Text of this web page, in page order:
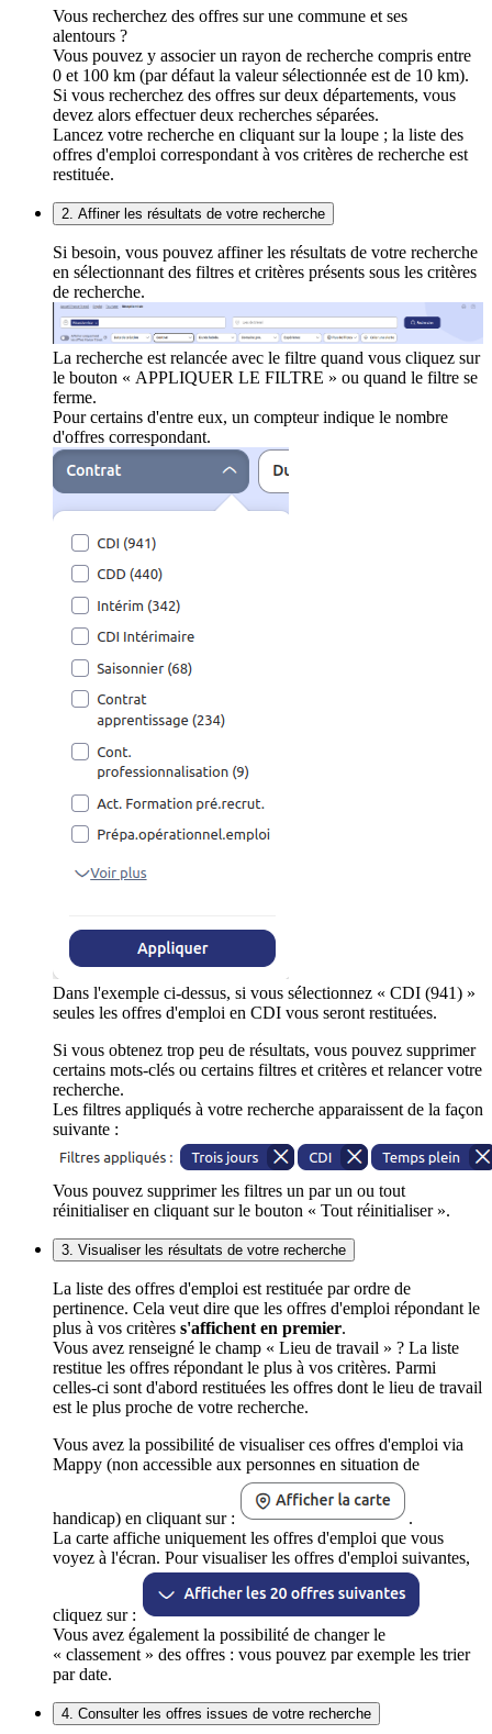
Vous recherchez des offres sur une commune et ses
alentours ?
Vous pouvez y associer un rayon de recherche compris entre
0 et 100 km (par défaut la valeur sélectionnée est de 10 km).
Si vous recherchez des offres sur deux départements, vous
devez alors effectuer deux recherches séparées.
Lancez votre recherche en cliquant sur la loupe ; la liste des
offres d'emploi correspondant à vos critères de recherche est
restituée.
2. Affiner les résultats de votre recherche
Si besoin, vous pouvez affiner les résultats de votre recherche
en sélectionnant des filtres et critères présents sous les critères
de recherche.
La recherche est relancée avec le filtre quand vous cliquez sur
le bouton « APPLIQUER LE FILTRE » ou quand le filtre se
ferme.
Pour certains d'entre eux, un compteur indique le nombre
d'offres correspondant.
Dans l'exemple ci-dessus, si vous sélectionnez « CDI (941) »
seules les offres d'emploi en CDI vous seront restituées.
Si vous obtenez trop peu de résultats, vous pouvez supprimer
certains mots-clés ou certains filtres et critères et relancer votre
recherche.
Les filtres appliqués à votre recherche apparaissent de la façon
suivante :
Vous pouvez supprimer les filtres un par un ou tout
réinitialiser en cliquant sur le bouton « Tout réinitialiser ».
3. Visualiser les résultats de votre recherche
La liste des offres d'emploi est restituée par ordre de
pertinence. Cela veut dire que les offres d'emploi répondant le
plus à vos critères s'affichent en premier.
Vous avez renseigné le champ « Lieu de travail » ? La liste
restitue les offres répondant le plus à vos critères. Parmi
celles-ci sont d'abord restituées les offres dont le lieu de travail
est le plus proche de votre recherche.
Vous avez la possibilité de visualiser ces offres d'emploi via
Mappy (non accessible aux personnes en situation de
handicap) en cliquant sur :
.
La carte affiche uniquement les offres d'emploi que vous
voyez à l'écran. Pour visualiser les offres d'emploi suivantes,
cliquez sur :
Vous avez également la possibilité de changer le
« classement » des offres : vous pouvez par exemple les trier
par date.
4. Consulter les offres issues de votre recherche